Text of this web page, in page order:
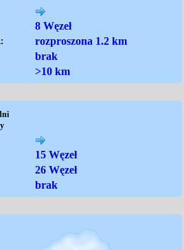
8 Węzeł
rozproszona 1.2 km
brak
>10 km
15 Węzeł
26 Węzeł
brak